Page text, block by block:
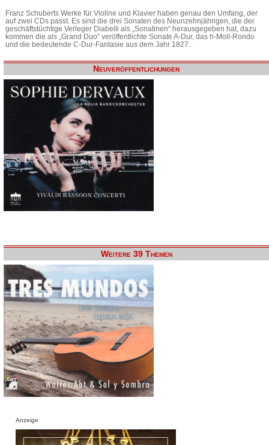
Franz Schuberts Werke für Violine und Klavier haben genau den Umfang, der
auf zwei CDs passt. Es sind die drei Sonaten des Neunzehnjährigen, die der
geschäftstüchtige Verleger Diabelli als „Sonatinen“ herausgegeben hat, dazu
kommen die als „Grand Duo“ veröffentlichte Sonate A-Dur, das h-Moll-Rondo
und die bedeutende C-Dur-Fantasie aus dem Jahr 1827.
Neuveröffentlichungen
Weitere 39 Themen
Anzeige